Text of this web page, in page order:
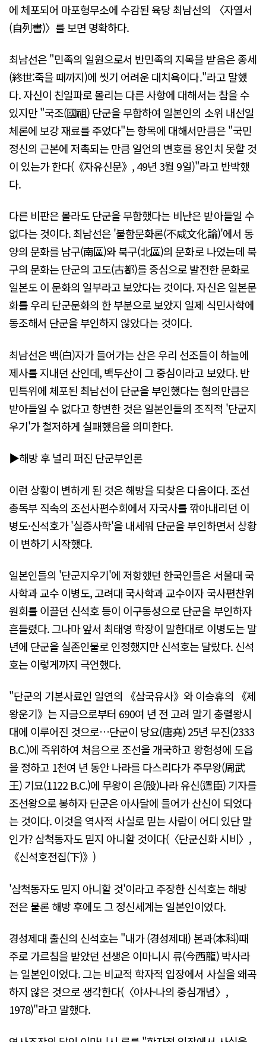
에 체포되어 마포형무소에 수감된 육당 최남선의 〈자열서
(自列書)〉를 보면 명확하다.
최남선은 "민족의 일원으로서 반민족의 지목을 받음은 종세
(終世:죽을 때까지)에 씻기 어려운 대치욕이다."라고 말했
다. 자신이 친일파로 몰리는 다른 사항에 대해서는 참을 수
있지만 "국조(國祖) 단군을 무함하여 일본인의 소위 내선일
체론에 보강 재료를 주었다"는 항목에 대해서만큼은 "국민
정신의 근본에 저촉되는 만큼 일언의 변호를 용인치 못할 것
이 있는가 한다(《자유신문》, 49년 3월 9일)"라고 반박했
다.
다른 비판은 몰라도 단군을 무함했다는 비난은 받아들일 수
없다는 것이다. 최남선은 '불함문화론(不咸文化論)'에서 동
양의 문화를 남구(南區)와 북구(北區)의 문화로 나었는데 북
구의 문화는 단군의 고도(古都)를 중심으로 발전한 문화로
일본도 이 문화의 일부라고 보았다는 것이다. 자신은 일본문
화를 우리 단군문화의 한 부분으로 보았지 일제 식민사학에
동조해서 단군을 부인하지 않았다는 것이다.
최남선은 백(白)자가 들어가는 산은 우리 선조들이 하늘에
제사를 지내던 산인데, 백두산이 그 중심이라고 보았다. 반
민특위에 체포된 최남선이 단군을 부인했다는 혐의만큼은
받아들일 수 없다고 항변한 것은 일본인들의 조직적 '단군지
우기'가 철저하게 실패했음을 의미한다.
▶해방 후 널리 퍼진 단군부인론
이런 상황이 변하게 된 것은 해방을 되찾은 다음이다. 조선
총독부 직속의 조선사편수회에서 자국사를 깎아내리던 이
병도·신석호가 '실증사학'을 내세워 단군을 부인하면서 상황
이 변하기 시작했다.
일본인들의 '단군지우기'에 저항했던 한국인들은 서울대 국
사학과 교수 이병도, 고려대 국사학과 교수이자 국사편찬위
원회를 이끌던 신석호 등이 이구동성으로 단군을 부인하자
흔들렸다. 그나마 앞서 최태영 학장이 말한대로 이병도는 말
년에 단군을 실존인물로 인정했지만 신석호는 달랐다. 신석
호는 이렇게까지 극언했다.
"단군의 기본사료인 일연의 《삼국유사》와 이승휴의 《제
왕운기》는 지금으로부터 690여 년 전 고려 말기 충렬왕시
대에 이루어진 것으로…단군이 당요(唐堯) 25년 무진(2333
B.C.)에 즉위하여 처음으로 조선을 개국하고 왕험성에 도읍
을 정하고 1천여 년 동안 나라를 다스리다가 주무왕(周武
王) 기묘(1122 B.C.)에 무왕이 은(殷)나라 유신(遣臣) 기자를
조선왕으로 봉하자 단군은 아사달에 들어가 산신이 되었다
는 것이다. 이것을 역사적 사실로 믿는 사람이 어디 있단 말
인가? 삼척동자도 믿지 아니할 것이다(〈단군신화 시비〉,
《신석호전집(下)》)
'삼척동자도 믿지 아니할 것'이라고 주장한 신석호는 해방
전은 물론 해방 후에도 그 정신세계는 일본인이었다.
경성제대 출신의 신석호는 "내가 (경성제대) 본과(本科)때
주로 가르침을 받았던 선생은 이마니시 류(今西龍) 박사라
는 일본인이었다. 그는 비교적 학자적 입장에서 사실을 왜곡
하지 않은 것으로 생각한다(〈야사-나의 중심개념〉,
1978)"라고 말했다.